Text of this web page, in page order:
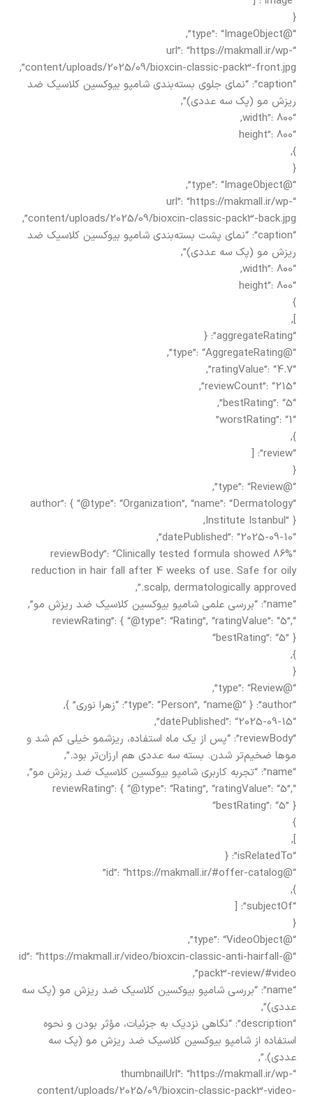
{
“@type”: “ImageObject”,
“url”: “https://makmall.ir/wp-
content/uploads/2025/09/bioxcin-classic-pack3-front.jpg”,
“caption”: “نمای جلوی بسته‌بندی شامپو بیوکسین کلاسیک ضد
ریزش مو (پک سه عددی)”,
“width”: 800,
“height”: 800
},
{
“@type”: “ImageObject”,
“url”: “https://makmall.ir/wp-
content/uploads/2025/09/bioxcin-classic-pack3-back.jpg”,
“caption”: “نمای پشت بسته‌بندی شامپو بیوکسین کلاسیک ضد
ریزش مو (پک سه عددی)”,
“width”: 800,
“height”: 800
}
],
“aggregateRating”: {
“@type”: “AggregateRating”,
“ratingValue”: “4.7”,
“reviewCount”: “215”,
“bestRating”: “5”,
“worstRating”: “1”
},
“review”: [
{
“@type”: “Review”,
“author”: { “@type”: “Organization”, “name”: “Dermatology
Institute Istanbul” },
“datePublished”: “2025-09-10”,
“reviewBody”: “Clinically tested formula showed 86%
reduction in hair fall after 4 weeks of use. Safe for oily
scalp, dermatologically approved.”,
“name”: “بررسی علمی شامپو بیوکسین کلاسیک ضد ریزش مو”,
“reviewRating”: { “@type”: “Rating”, “ratingValue”: “5”,
“bestRating”: “5” }
},
{
“@type”: “Review”,
“author”: { “@type”: “Person”, “name”: “زهرا نوری” },
“datePublished”: “2025-09-15”,
“reviewBody”: “پس از یک ماه استفاده، ریزشمو خیلی کم شد و
موها ضخیم‌تر شدن. بسته سه عددی هم ارزان‌تر بود.”,
“name”: “تجربه کاربری شامپو بیوکسین کلاسیک ضد ریزش مو”,
“reviewRating”: { “@type”: “Rating”, “ratingValue”: “5”,
“bestRating”: “5” }
}
],
“isRelatedTo”: {
“@id”: “https://makmall.ir/#offer-catalog”
},
“subjectOf”: [
{
“@type”: “VideoObject”,
“@id”: “https://makmall.ir/video/bioxcin-classic-anti-hairfall-
pack3-review/#video”,
“name”: “بررسی شامپو بیوکسین کلاسیک ضد ریزش مو (پک سه
عددی)”,
“description”: “نگاهی نزدیک به جزئیات، مؤثر بودن و نحوه
استفاده از شامپو بیوکسین کلاسیک ضد ریزش مو (پک سه
عددی).”,
“thumbnailUrl”: “https://makmall.ir/wp-
content/uploads/2025/09/bioxcin-classic-pack3-video-